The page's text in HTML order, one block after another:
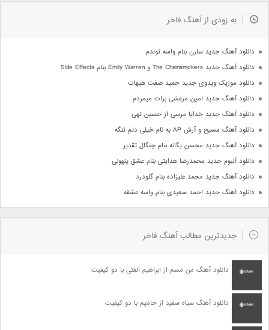
به زودی از آهنگ فاخر
دانلود آهنگ جدید سارن بنام واسه تولدم
دانلود آهنگ جدید The Chainsmokers و Emily Warren بنام Side Effects
دانلود موزیک ویدوی جدید حمید صفت هیهات
دانلود آهنگ جدید امین مرعشی برات میمردم
دانلود آهنگ جدید خدایا مرسی از حسین تهی
دانلود آهنگ مسیح و آرش AP به نام خیلی دلم تنگه
دانلود آهنگ جدید محسن یگانه بنام چنگال تقدیر
دانلود آلبوم جدید محمدرضا هدایتی بنام عشق پنهونی
دانلود آهنگ جدید محمد علیزاده بنام گلودرد
دانلود آهنگ جدید احمد سعیدی بنام واسه عشقه
جدیدترین مطالب آهنگ فاخر
دانلود آهنگ من مسم از ابراهیم الفتی با دو کیفیت
دانلود آهنگ سیاه سفید از حامیم با دو کیفیت